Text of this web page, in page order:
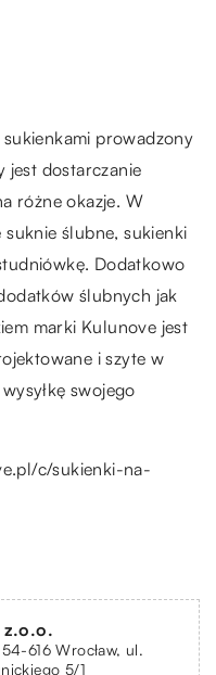
prowadzony
jest dostarczanie
różne okazje. W
ślubne, sukienki
Dodatkowo
ślubnych jak
marki Kulunove jest
i szyte w
swojego
c/sukienki-na-
z.o.o.
616 Wrocław, ul.
5/1